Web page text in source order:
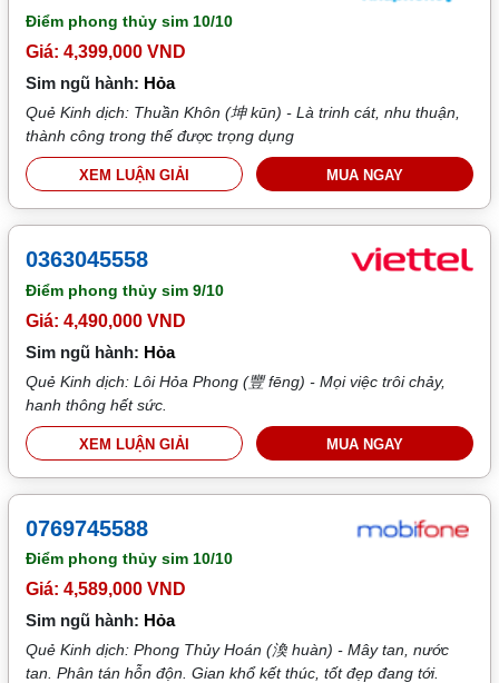
Điểm phong thủy sim 10/10
Giá: 4,399,000 VND
Sim ngũ hành: Hỏa
Quẻ Kinh dịch: Thuần Khôn (坤 kūn) - Là trinh cát, nhu thuận,
thành công trong thế được trọng dụng
XEM LUẬN GIẢI MUA NGAY
0363045558
Điểm phong thủy sim9/10
Giá: 4,490,000 VND
Sim ngũ hành: Hỏa
Quẻ Kinh dịch: Lôi Hỏa Phong (豐 fēng) - Mọi việc trôi chảy,
hanh thông hết sức.
XEM LUẬN GIẢI MUA NGAY
0769745588
Điểm phong thủy sim 10/10
Giá: 4,589,000 VND
Sim ngũ hành: Hỏa
Quẻ Kinh dịch: Phong Thủy Hoán (渙 huàn) - Mây tan, nước
tan. Phân tán hỗn độn. Gian khổ kết thúc, tốt đẹp đang tới.